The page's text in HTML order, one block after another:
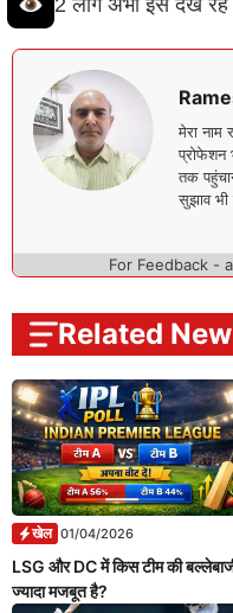
मेरा नाम
प्रोफेशन
तक
सुझाव भी
For Feedback -
Related
खेल 01/04/2026
LSG और DC में किस टीम की
ज्यादा मजबूत है?